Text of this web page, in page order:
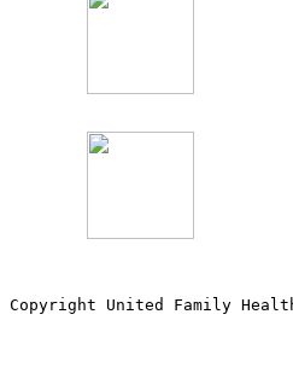
Copyright United Family